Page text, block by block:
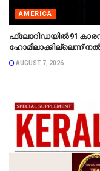
AMERICA
ഫ്ലോറിഡയിൽ 91
ഹോമിലാക്കില്ലെന്ന്
AUGUST 7, 2026